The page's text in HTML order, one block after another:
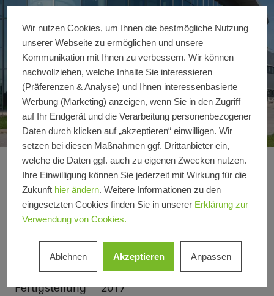
CARLISLE®
Details zur Referenz
Produktbereiche Fassaden
Systeme
Standort
Waltershausen, Thüringen
Fertigstellung
2017
Wir nutzen Cookies, um Ihnen die bestmögliche Nutzung
unserer Webseite zu ermöglichen und unsere
Kommunikation mit Ihnen zu verbessern. Wir können
nachvollziehen, welche Inhalte Sie interessieren
(Präferenzen & Analyse) und Ihnen interessenbasierte
Werbung (Marketing) anzeigen, wenn Sie in den Zugriff
auf Ihr Endgerät und die Verarbeitung personenbezogener
Daten durch klicken auf „akzeptieren“ einwilligen. Wir
setzen bei diesen Maßnahmen ggf. Drittanbieter ein,
welche die Daten ggf. auch zu eigenen Zwecken nutzen.
Ihre Einwilligung können Sie jederzeit mit Wirkung für die
Zukunft hier ändern. Weitere Informationen zu den
eingesetzten Cookies finden Sie in unserer Erklärung zur
Verwendung von Cookies.
Ablehnen Akzeptieren Anpassen